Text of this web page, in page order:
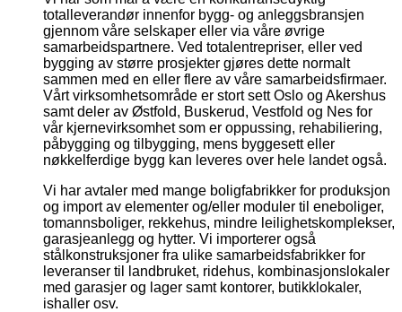
totalleverandør innenfor bygg- og anleggsbransjen
gjennom våre selskaper eller via våre øvrige
samarbeidspartnere. Ved totalentrepriser, eller ved
bygging av større prosjekter gjøres dette normalt
sammen med en eller flere av våre samarbeidsfirmaer.
Vårt virksomhetsområde er stort sett Oslo og Akershus
samt deler av Østfold, Buskerud, Vestfold og Nes for
vår kjernevirksomhet som er oppussing, rehabiliering,
påbygging og tilbygging, mens byggesett eller
nøkkelferdige bygg kan leveres over hele landet også.
Vi har avtaler med mange boligfabrikker for produksjon
og import av elementer og/eller moduler til eneboliger,
tomannsboliger, rekkehus, mindre leilighetskomplekser,
garasjeanlegg og hytter. Vi importerer også
stålkonstruksjoner fra ulike samarbeidsfabrikker for
leveranser til landbruket, ridehus, kombinasjonslokaler
med garasjer og lager samt kontorer, butikklokaler,
ishaller osv.